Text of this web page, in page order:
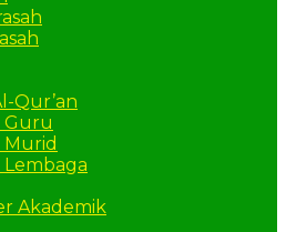
Qur’an
Guru
Murid
Lembaga
Akademik